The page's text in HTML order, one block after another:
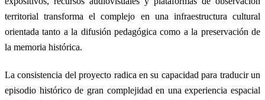
territorial transforma el complejo en una infraestructura cultural
orientada tanto a la difusión pedagógica como a la preservación de
la memoria histórica.
La consistencia del proyecto radica en su capacidad para traducir un
episodio histórico de gran complejidad en una experiencia espacial